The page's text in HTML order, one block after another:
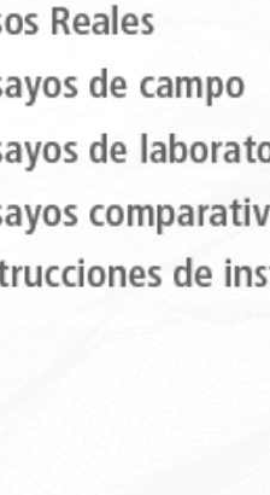
TÉCNICAS
soportes antivibratorios son
mejor a la carga de cada
su instalación y se adaptan
robustas partes metálicas
anticorrosivo capaz de